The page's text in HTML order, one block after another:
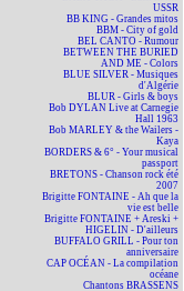
USSR
BB KING - Grandes mitos
BBM - City of gold
BEL CANTO - Rumour
BETWEEN THE BURIED
AND ME - Colors
BLUE SILVER - Musiques
d'Algérie
BLUR - Girls & boys
Bob DYLAN Live at Carnegie
Hall 1963
Bob MARLEY & the Wailers -
Kaya
BORDERS & 6° - Your musical
passport
BRETONS - Chanson rock été
2007
Brigitte FONTAINE - Ah que la
vie est belle
Brigitte FONTAINE + Areski +
HIGELIN - D'ailleurs
BUFFALO GRILL - Pour ton
anniversaire
CAP OCÉAN - La compilation
océane
Chantons BRASSENS